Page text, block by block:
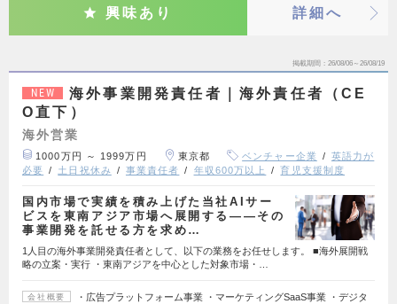
興味あり 詳細へ
掲載期間 26/08/06～26/08/19
NEW
海外事業開発責任者｜海外責任者（CE
O直下）
海外営業
1000万円 ～ 1999万円 東京都 ベンチャー企業
英語力が
必要
土日祝休み 事業責任者 年収600万以上 育児支援制度
国内市場で実績を積み上げた当社AIサー
ビスを東南アジア市場へ展開する——その
事業開発を託せる方を求め…
1人目の海外事業開発責任者として、以下の業務をお任せします。 ■海外展開戦
略の立案・実行 ・東南アジアを中心とした対象市場・…
会社概要
・広告プラットフォーム事業 ・マーケティングSaaS事業 ・デジタ